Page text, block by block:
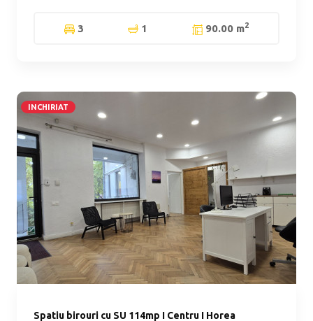
3 1 90.00 m2
INCHIRIAT
Spatiu birouri cu SU 114mp I Centru I Horea